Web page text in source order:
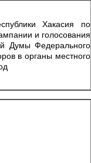
Хакасия по
и голосования
Думы Федерального
в органы местного